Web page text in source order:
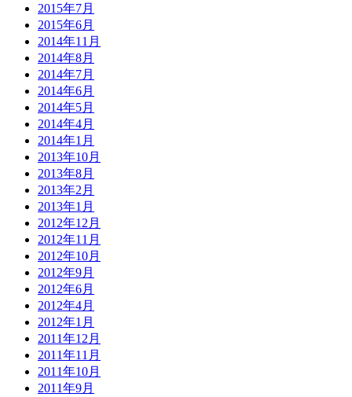
2015年7月
2015年6月
2014年11月
2014年8月
2014年7月
2014年6月
2014年5月
2014年4月
2014年1月
2013年10月
2013年8月
2013年2月
2013年1月
2012年12月
2012年11月
2012年10月
2012年9月
2012年6月
2012年4月
2012年1月
2011年12月
2011年11月
2011年10月
2011年9月